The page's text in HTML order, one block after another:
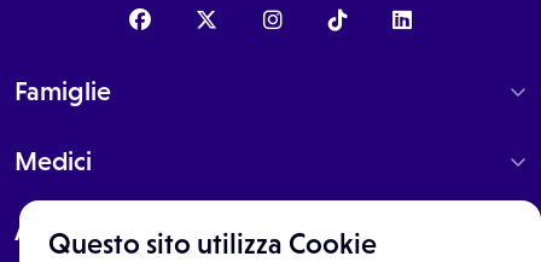
Questo sito utilizza Cookie
Famiglie
Medici
About